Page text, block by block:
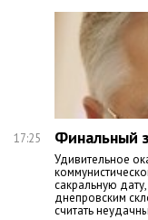
17:25 Финальный
Удивительное
сакральную
днепровским
считать